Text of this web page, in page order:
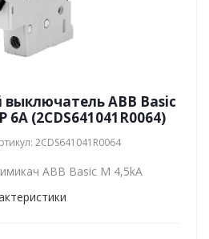
ABB Basic
6А (2CDS641041R0064)
2CDS641041R0064
ABB Basic M 4,5kA